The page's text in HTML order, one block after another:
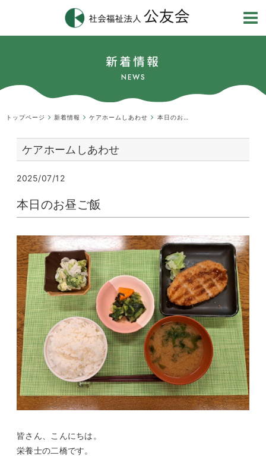
新着情報
NEWS
トップページ 新着情報 ケアホームしあわせ
ケアホームしあわせ
2025/07/12
本日のお昼ご飯
皆さん、こんにちは。
栄養士の二橋です。